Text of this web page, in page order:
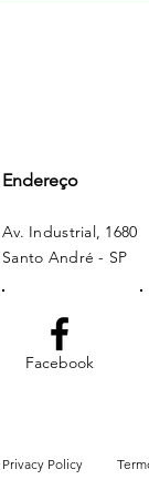
Endereço
Av. Industrial, 1680
Santo André - SP
Facebook
Privacy Policy